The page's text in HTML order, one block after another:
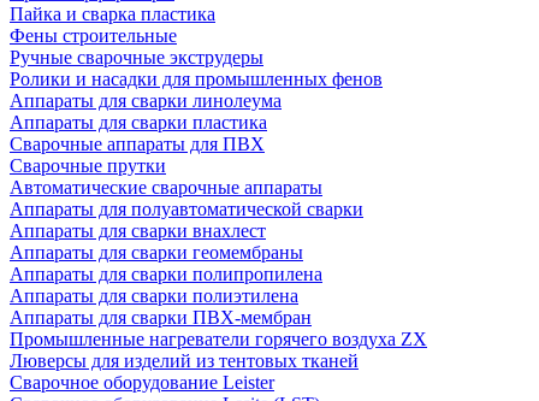
Пайка и сварка пластика
Фены строительные
Ручные сварочные экструдеры
Ролики и насадки для промышленных фенов
Аппараты для сварки линолеума
Аппараты для сварки пластика
Сварочные аппараты для ПВХ
Сварочные прутки
Автоматические сварочные аппараты
Аппараты для полуавтоматической сварки
Аппараты для сварки внахлест
Аппараты для сварки геомембраны
Аппараты для сварки полипропилена
Аппараты для сварки полиэтилена
Аппараты для сварки ПВХ-мембран
Промышленные нагреватели горячего воздуха ZX
Люверсы для изделий из тентовых тканей
Сварочное оборудование Leister